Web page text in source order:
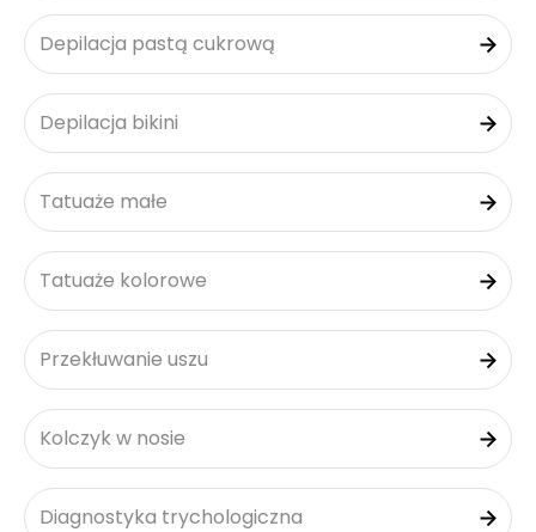
Depilacja pastą cukrową
Depilacja bikini
Tatuaże małe
Tatuaże kolorowe
Przekłuwanie uszu
Kolczyk w nosie
Diagnostyka trychologiczna